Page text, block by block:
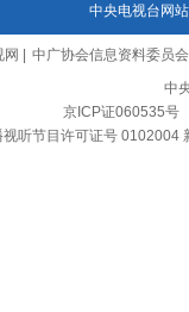
中央电视台网站
网 | 中广协会信息资料委员会
中
京ICP证060535号
视听节目许可证号 0102004